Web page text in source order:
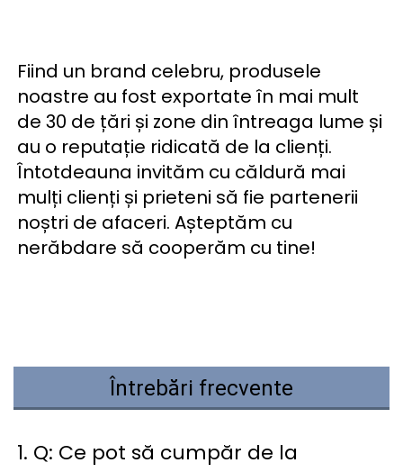
Fiind un brand celebru, produsele
noastre au fost exportate în mai mult
de 30 de țări și zone din întreaga lume și
au o reputație ridicată de la clienți.
Întotdeauna invităm cu căldură mai
mulți clienți și prieteni să fie partenerii
noștri de afaceri. Așteptăm cu
nerăbdare să cooperăm cu tine!
Întrebări frecvente
1. Q: Ce pot să cumpăr de la